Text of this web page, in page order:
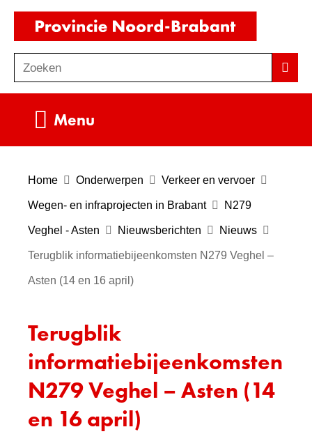
Ga
de
inhoud
o
e
Zoeken
Menu
Home Onderwerpen Verkeer en vervoer
Wegen- en infraprojecten in Brabant N279
Veghel - Asten Nieuwsberichten Nieuws
Terugblik informatiebijeenkomsten N279 Veghel –
Asten (14 en 16 april)
Terugblik
informatiebijeenkomsten
N279 Veghel – Asten (14
en 16 april)